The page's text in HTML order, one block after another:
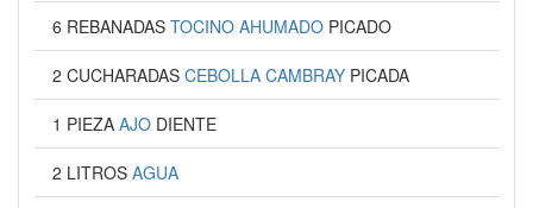
6 REBANADAS TOCINO AHUMADO PICADO
2 CUCHARADAS CEBOLLA CAMBRAY PICADA
1 PIEZA AJO DIENTE
2 LITROS AGUA